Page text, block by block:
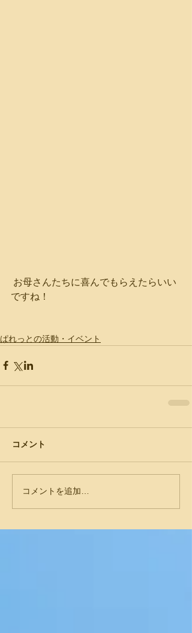
ですね！
ぱれっとの活動・イベント
コメント
コメントを追加…